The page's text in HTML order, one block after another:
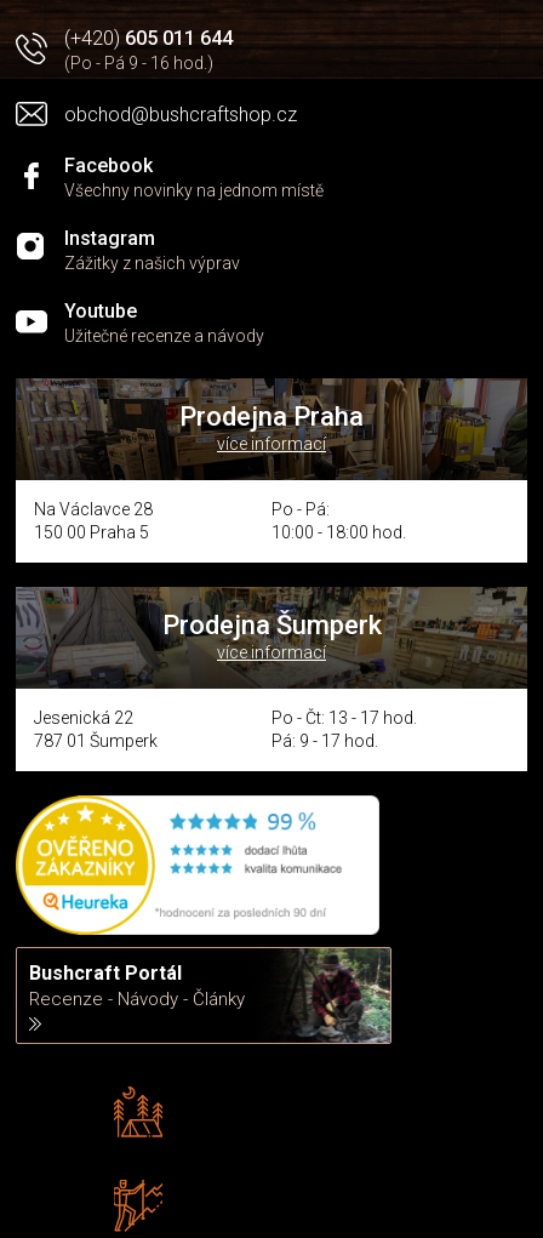
(+420)605 011 644
(Po - Pá 9 - 16 hod.)
obchod@bushcraftshop.cz
Facebook
Všechny novinky na jednom místě
Instagram
Zážitky z našich výprav
Youtube
Užitečné recenze a návody
Prodejna Praha
více informací
Na Václavce 28
150 00 Praha 5
Po - Pá:
10:00 - 18:00 hod.
Prodejna Šumperk
více informací
Jesenická 22
787 01 Šumperk
Po - Čt: 13 - 17 hod.
Pá: 9 - 17 hod.
Bushcraft Portál
Recenze - Návody - Články